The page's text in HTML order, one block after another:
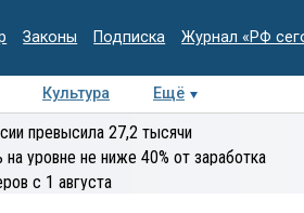
Законы Подписка Журнал «РФ
Культура Ещё
Колумнисты
экспертиза
превысила 27,2 тысячи
уровне не ниже 40% от заработка
с 1 августа